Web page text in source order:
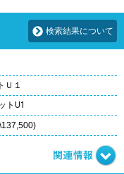
検索結果について
Ｕ１
トU1